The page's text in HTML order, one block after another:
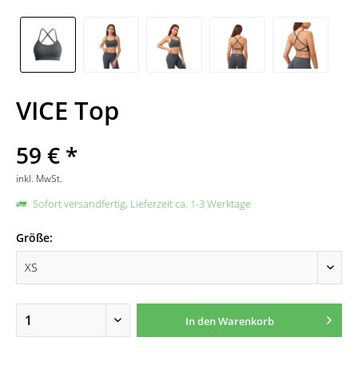
VICE Top
59 € *
inkl. MwSt.
Sofort versandfertig, Lieferzeit ca. 1-3 Werktage
Größe:
In denWarenkorb